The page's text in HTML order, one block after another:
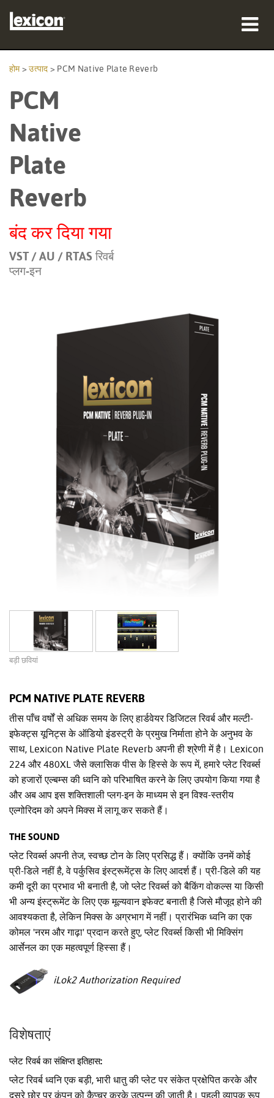
कहां खरीदें
प्रशिक्षण
सहायता
भाषा/क्षेत्र
होम>उत्पाद > PCM Native Plate Reverb
PCM
Native
Plate
Reverb
बंद कर दिया गया
VST / AU / RTAS रिवर्ब
प्लग-इन
बड़ी छवियां
PCM NATIVE PLATE REVERB
तीस पाँच वर्षों से अधिक समय के लिए हार्डवेयर डिजिटल रिवर्ब और मल्टी-
इफेक्ट्स यूनिट्स के ऑडियो इंडस्ट्री के प्रमुख निर्माता होने के अनुभव के
साथ, Lexicon Native Plate Reverb अपनी ही श्रेणी में है। Lexicon
224 और 480XL जैसे क्लासिक पीस के हिस्से के रूप में, हमारे प्लेट रिवर्ब्स
को हजारों एल्बम्स की ध्वनि को परिभाषित करने के लिए उपयोग किया गया है
और अब आप इस शक्तिशाली प्लग-इन के माध्यम से इन विश्व-स्तरीय
एल्गोरिदम को अपने मिक्स में लागू कर सकते हैं।
THE SOUND
प्लेट रिवर्ब्स अपनी तेज, स्वच्छ टोन के लिए प्रसिद्ध हैं। क्योंकि उनमें कोई
प्री-डिले नहीं है, वे पर्कुसिव इंस्ट्रूमेंट्स के लिए आदर्श हैं। प्री-डिले की यह
कमी दूरी का प्रभाव भी बनाती है, जो प्लेट रिवर्ब्स को बैकिंग वोकल्स या किसी
भी अन्य इंस्ट्रूमेंट के लिए एक मूल्यवान इफेक्ट बनाती है जिसे मौजूद होने की
आवश्यकता है, लेकिन मिक्स के अग्रभाग में नहीं। प्रारंभिक ध्वनि का एक
कोमल 'नरम और गाढ़ा' प्रदान करते हुए, प्लेट रिवर्ब्स किसी भी मिक्सिंग
आर्सेनल का एक महत्वपूर्ण हिस्सा हैं।
iLok2 Authorization Required
विशेषताएं
प्लेट रिवर्ब का संक्षिप्त इतिहास:
प्लेट रिवर्ब ध्वनि एक बड़ी, भारी धातु की प्लेट पर संकेत प्रक्षेपित करके और
दूसरे छोर पर कंपन को कैप्चर करके उत्पन्न की जाती है। पहली व्यापक रूप